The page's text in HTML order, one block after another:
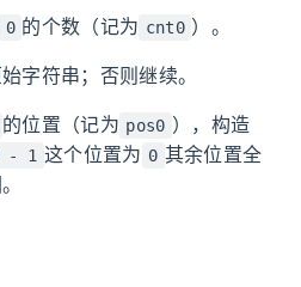
0 的个数（记为 cnt0 ）。
字符串；否则继续。
的位置（记为 pos0 ），构造
- 1 这个位置为 0 其余位置全